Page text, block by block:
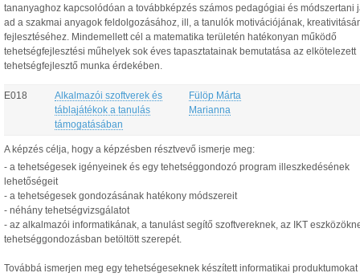
tananyaghoz kapcsolódóan a továbbképzés számos pedagógiai és módszertani
ad a szakmai anyagok feldolgozásához, ill, a tanulók motivációjának,
fejlesztéséhez. Mindemellett cél a matematika területén hatékonyan működő
tehetségfejlesztési műhelyek sok éves tapasztatainak bemutatása az elkötelezett
tehetségfejlesztő munka érdekében.
E018
Alkalmazói szoftverek és
táblajátékok a tanulás
támogatásában
Fülöp Márta
Marianna
A képzés célja, hogy a képzésben résztvevő ismerje meg:
- a tehetségesek igényeinek és egy tehetséggondozó program illeszkedésének
lehetőségeit
- a tehetségesek gondozásának hatékony módszereit
- néhány tehetségvizsgálatot
- az alkalmazói informatikának, a tanulást segítő szoftvereknek, az IKT
tehetséggondozásban betöltött szerepét.
Továbbá ismerjen meg egy tehetségeseknek készített informatikai produktumokat